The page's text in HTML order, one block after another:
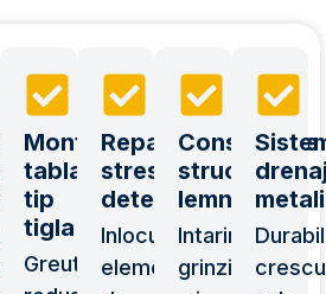
Montaj
tabla
tip
tigla
Greutate
Reparatii
stresini
deteriorate
Inlocuirea
elementelor
Consolidare
structura
lemn
Intarirea
grinzilor